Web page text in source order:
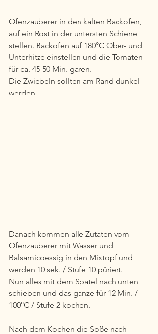
Ofenzauberer in den kalten Backofen,
auf ein Rost in der untersten Schiene
stellen. Backofen auf 180°C Ober- und
Unterhitze einstellen und die Tomaten
für ca. 45-50 Min. garen.
Die Zwiebeln sollten am Rand dunkel
werden.
Danach kommen alle Zutaten vom
Ofenzauberer mit Wasser und
Balsamicoessig in den Mixtopf und
werden 10 sek. / Stufe 10 püriert.
Nun alles mit dem Spatel nach unten
schieben und das ganze für 12 Min. /
100°C / Stufe 2 kochen.
Nach dem Kochen die Soße nach